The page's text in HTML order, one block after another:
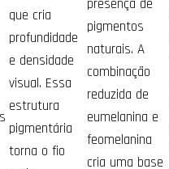
que cria
profundidade
e densidade
visual. Essa
estrutura
pigmentária
torna o fio
presença de
pigmentos
naturais. A
combinação
reduzida de
eumelanina e
feomelanina
cria uma base